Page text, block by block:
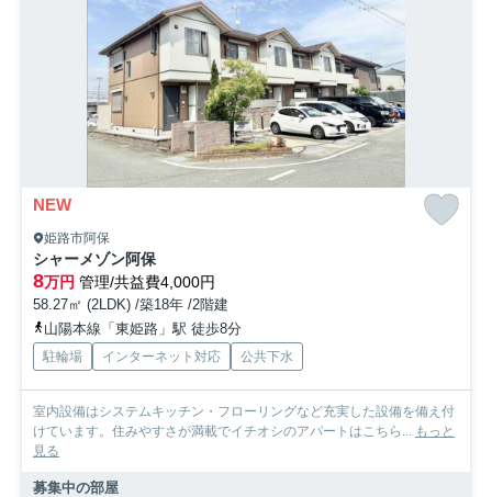
NEW
姫路市阿保
シャーメゾン阿保
8万円 管理/共益費4,000円
58.27㎡ (2LDK) /築18年 /2階建
山陽本線「東姫路」駅 徒歩8分
駐輪場 インターネット対応 公共下水
室内設備はシステムキッチン・フローリングなど充実した設備を備え付
けています。住みやすさが満載でイチオシのアパートはこちら... もっと
見る
募集中の部屋